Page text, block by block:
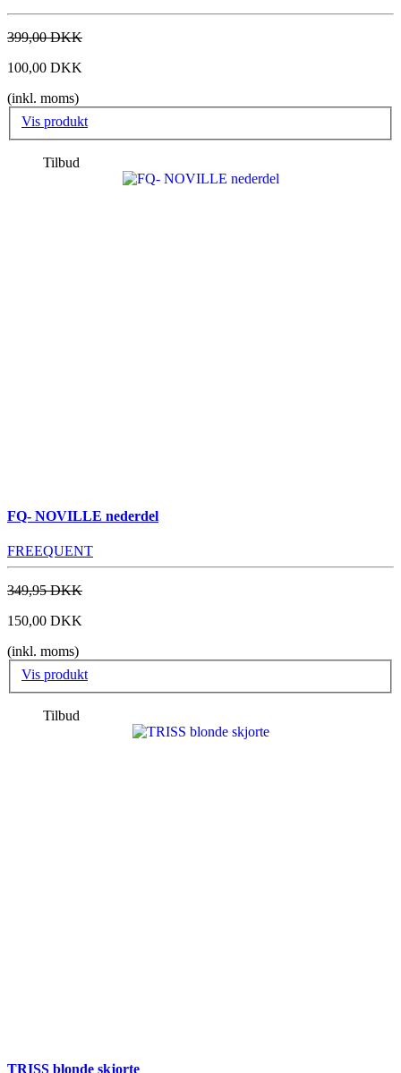
399,00 DKK
100,00 DKK
(inkl. moms)
Vis produkt
Tilbud
FQ- NOVILLE nederdel
FREEQUENT
349,95 DKK
150,00 DKK
(inkl. moms)
Vis produkt
Tilbud
TRISS blonde skjorte